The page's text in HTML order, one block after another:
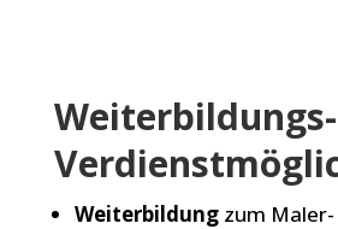
Weiterbildungzum Maler-